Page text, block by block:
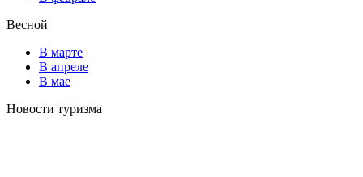
Весной
В марте
В апреле
В мае
Новости туризма